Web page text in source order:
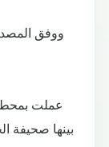
ووفق
عملت
بينها صحيفة